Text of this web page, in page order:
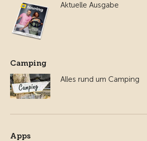
Aktuelle Ausgabe
Camping
Alles rund um Camping
Apps